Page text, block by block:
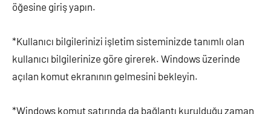
öğesine giriş yapın.
*Kullanıcı bilgilerinizi işletim sisteminizde tanımlı olan
kullanıcı bilgilerinize göre girerek. Windows üzerinde
açılan komut ekranının gelmesini bekleyin.
*Windows komut satırında da bağlantı kurulduğu zaman